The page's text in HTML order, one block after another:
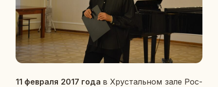
11 фев­ра­ля 2017 года в Хру­сталь­ном зале Рос­